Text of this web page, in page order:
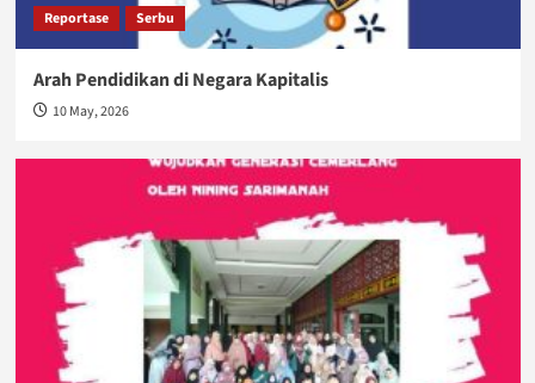
Reportase Serbu
Arah Pendidikan di Negara Kapitalis
10 May, 2026